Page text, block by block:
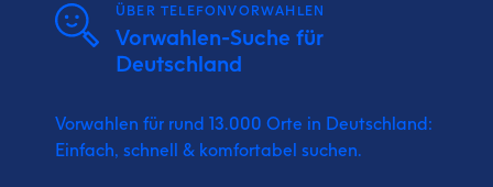
ÜBER TELEFONVORWAHLEN
Vorwahlen-Suche für
Deutschland
Vorwahlen für rund 13.000 Orte in Deutschland:
Einfach, schnell & komfortabel suchen.